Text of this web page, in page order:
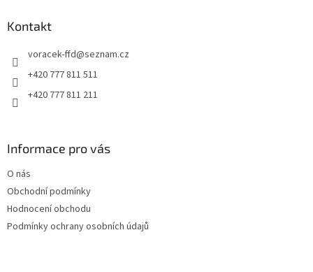
Kontakt
voracek-ffd@seznam.cz
+420 777 811 511
+420 777 811 211
Informace pro vás
O nás
Obchodní podmínky
Hodnocení obchodu
Podmínky ochrany osobních údajů